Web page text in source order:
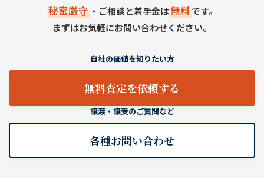
秘密厳守・ご相談と着手金は無料です。
まずはお気軽にお問い合わせください。
自社の価値を知りたい方
無料査定を依頼する
譲渡・譲受のご質問など
各種お問い合わせ